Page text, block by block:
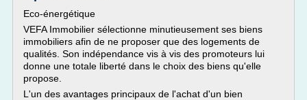
Eco-énergétique
VEFA Immobilier sélectionne minutieusement ses biens
immobiliers afin de ne proposer que des logements de
qualités. Son indépendance vis à vis des promoteurs lui
donne une totale liberté dans le choix des biens qu'elle
propose.
L'un des avantages principaux de l'achat d'un bien